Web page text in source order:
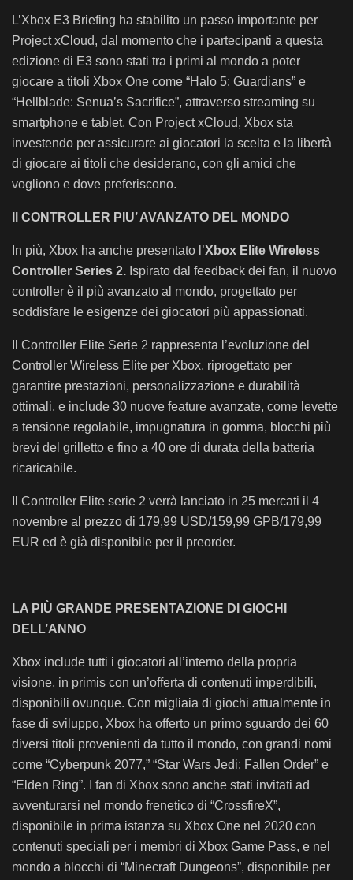
L’Xbox E3 Briefing ha stabilito un passo importante per
Project xCloud, dal momento che i partecipanti a questa
edizione di E3 sono stati tra i primi al mondo a poter
giocare a titoli Xbox One come “Halo 5: Guardians” e
“Hellblade: Senua’s Sacrifice”, attraverso streaming su
smartphone e tablet. Con Project xCloud, Xbox sta
investendo per assicurare ai giocatori la scelta e la libertà
di giocare ai titoli che desiderano, con gli amici che
vogliono e dove preferiscono.
Il CONTROLLER PIU’ AVANZATO DEL MONDO
In più, Xbox ha anche presentato l’Xbox Elite Wireless
Controller Series 2. Ispirato dal feedback dei fan, il nuovo
controller è il più avanzato al mondo, progettato per
soddisfare le esigenze dei giocatori più appassionati.
Il Controller Elite Serie 2 rappresenta l’evoluzione del
Controller Wireless Elite per Xbox, riprogettato per
garantire prestazioni, personalizzazione e durabilità
ottimali, e include 30 nuove feature avanzate, come levette
a tensione regolabile, impugnatura in gomma, blocchi più
brevi del grilletto e fino a 40 ore di durata della batteria
ricaricabile.
Il Controller Elite serie 2 verrà lanciato in 25 mercati il 4
novembre al prezzo di 179,99 USD/159,99 GPB/179,99
EUR ed è già disponibile per il preorder.
LA PIÙ GRANDE PRESENTAZIONE DI GIOCHI
DELL’ANNO
Xbox include tutti i giocatori all’interno della propria
visione, in primis con un’offerta di contenuti imperdibili,
disponibili ovunque. Con migliaia di giochi attualmente in
fase di sviluppo, Xbox ha offerto un primo sguardo dei 60
diversi titoli provenienti da tutto il mondo, con grandi nomi
come “Cyberpunk 2077,” “Star Wars Jedi: Fallen Order” e
“Elden Ring”. I fan di Xbox sono anche stati invitati ad
avventurarsi nel mondo frenetico di “CrossfireX”,
disponibile in prima istanza su Xbox One nel 2020 con
contenuti speciali per i membri di Xbox Game Pass, e nel
mondo a blocchi di “Minecraft Dungeons”, disponibile per